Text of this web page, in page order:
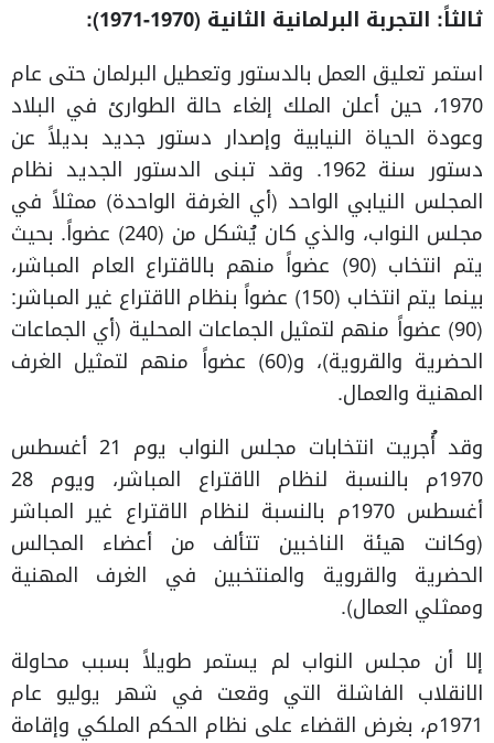
ثالثاً: التجربة البرلمانية الثانية (1970-1971):
استمر تعليق العمل بالدستور وتعطيل البرلمان حتى عام
1970، حين أعلن الملك إلغاء حالة الطوارئ في البلاد
وعودة الحياة النيابية وإصدار دستور جديد بديلاً عن
دستور سنة 1962. وقد تبنى الدستور الجديد نظام
المجلس النيابي الواحد (أي الغرفة الواحدة) ممثلاً في
مجلس النواب، والذي كان يُشكل من (240) عضواً. بحيث
يتم انتخاب (90) عضواً منهم بالاقتراع العام المباشر،
بينما يتم انتخاب (150) عضواً بنظام الاقتراع غير المباشر:
(90) عضواً منهم لتمثيل الجماعات المحلية (أي الجماعات
الحضرية والقروية)، و(60) عضواً منهم لتمثيل الغرف
المهنية والعمال.
وقد أُجريت انتخابات مجلس النواب يوم 21 أغسطس
1970م بالنسبة لنظام الاقتراع المباشر، ويوم 28
أغسطس 1970م بالنسبة لنظام الاقتراع غير المباشر
(وكانت هيئة الناخبين تتألف من أعضاء المجالس
الحضرية والقروية والمنتخبين في الغرف المهنية
وممثلي العمال).
إلا أن مجلس النواب لم يستمر طويلاً بسبب محاولة
الانقلاب الفاشلة التي وقعت في شهر يوليو عام
1971م، بغرض القضاء على نظام الحكم الملكي وإقامة